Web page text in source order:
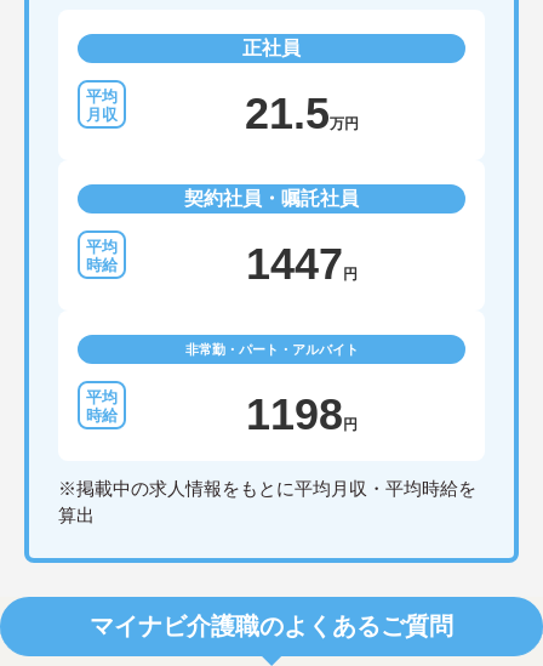
正社員
21.5万円
契約社員・嘱託社員
1447 円
非常勤・パート・アルバイト
1198 円
※掲載中の求人情報をもとに平均月収・平均時給を
算出
マイナビ介護職のよくあるご質問